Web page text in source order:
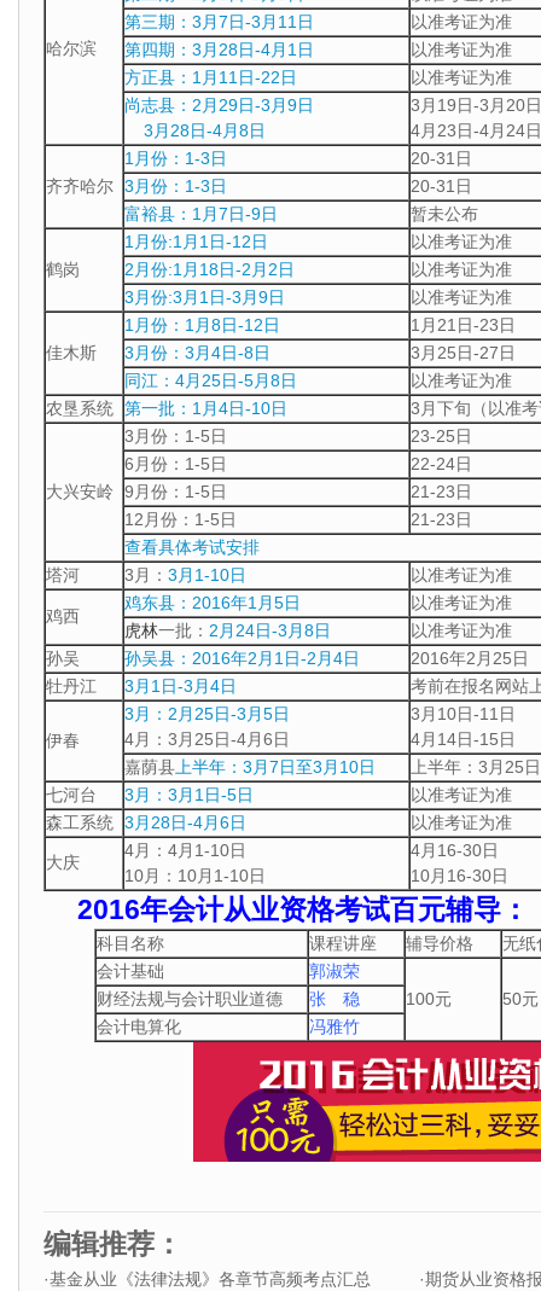
哈尔滨
第三期：3月7日-3月11日
以准考证为准
第四期：3月28日-4月1日
以准考证为准
方正县：1月11日-22日
以准考证为准
尚志县：2月29日-3月9日
3月28日-4月8日
3月19日-3月20日
4月23日-4月24日
齐齐哈尔
1月份：1-3日
20-31日
3月份：1-3日
20-31日
富裕县：1月7日-9日
暂未公布
鹤岗
1月份:1月1日-12日
以准考证为准
2月份:1月18日-2月2日
以准考证为准
3月份:3月1日-3月9日
以准考证为准
佳木斯
1月份：1月8日-12日
1月21日-23日
3月份：3月4日-8日
3月25日-27日
同江：4月25日-5月8日
以准考证为准
农垦系统 第一批：1月4日-10日 3月下旬（以准
大兴安岭
3月份：1-5日
23-25日
6月份：1-5日
22-24日
9月份：1-5日
21-23日
12月份：1-5日
21-23日
查看具体考试安排
塔河
3月： 3月1-10日 以准考证为准
鸡西
鸡东县：2016年1月5日
以准考证为准
虎林一批： 2月24日-3月8日
以准考证为准
孙吴
孙吴县：2016年2月1日-2月4日
2016年2月25日
牡丹江
3月1日-3月4日 考前在报名网站
伊春
3月：2月25日-3月5日
4月：3月25日-4月6日
3月10日-11日
4月14日-15日
嘉荫县 上半年：3月7日至3月10日
上半年：3月25日
七河台
3月：3月1日-5日
以准考证为准
森工系统 3月28日-4月6日 以准考证为准
大庆
4月：4月1-10日
10月：10月1-10日
4月16-30日
10月16-30日
2016年会计从业资格考试百元辅导：
科目名称 课程讲座 辅导价格
无纸
会计基础
郭淑荣
100元 50元
财经法规与会计职业道德
张 稳
会计电算化
冯雅竹
编辑推荐：
·基金从业《法律法规》各章节高频考点汇总 ·期货从业资格